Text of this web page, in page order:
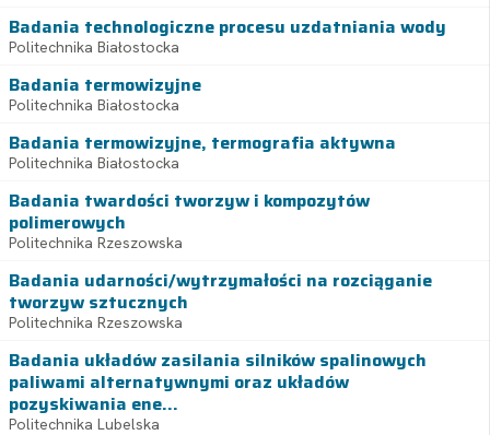
Badania technologiczne procesu uzdatniania wody
Politechnika Białostocka
Badania termowizyjne
Politechnika Białostocka
Badania termowizyjne, termografia aktywna
Politechnika Białostocka
Badania twardości tworzyw i kompozytów
polimerowych
Politechnika Rzeszowska
Badania udarności/wytrzymałości na rozciąganie
tworzyw sztucznych
Politechnika Rzeszowska
Badania układów zasilania silników spalinowych
paliwami alternatywnymi oraz układów
pozyskiwania ene...
Politechnika Lubelska